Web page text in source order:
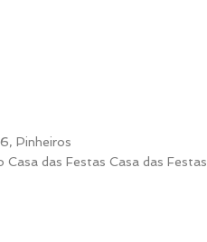
Pinheiros
das Festas Casa das Festas